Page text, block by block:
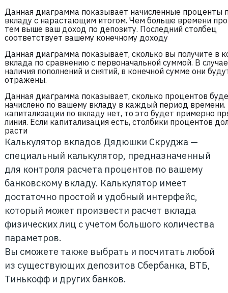
Данная диаграмма показывает начисленные проценты
вкладу с нарастающим итогом. Чем больше времени
тем выше ваш доход по депозиту. Последний столбец
соответствует вашему конечному доходу
Данная диаграмма показывает, сколько вы получите в
вклада по сравнению с первоначальной суммой. В случае
наличия пополнений и снятий, в конечной сумме они
отражены.
Данная диаграмма показывает, сколько процентов
начислено по вашему вкладу в каждый период времени.
капитализации по вкладу нет, то это будет примерно
линия. Если капитализация есть, столбики процентов
расти
Калькулятор вкладов Дядюшки Скруджа —
специальный калькулятор, предназначенный
для контроля расчета процентов по вашему
банковскому вкладу. Калькулятор имеет
достаточно простой и удобный интерфейс,
который может произвести расчет вклада
физических лиц с учетом большого количества
параметров.
Вы сможете также выбрать и посчитать любой
из существующих депозитов Сбербанка, ВТБ,
Тинькофф и других банков.